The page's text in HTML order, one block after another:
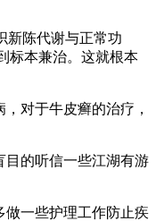
新陈代谢与正常功
标本兼治。这就根本
对于牛皮癣的治疗，
目的听信一些江湖有游
做一些护理工作防止疾